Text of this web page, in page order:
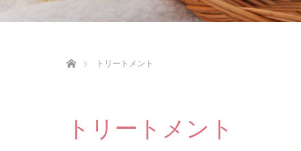
トリートメント
トリートメント